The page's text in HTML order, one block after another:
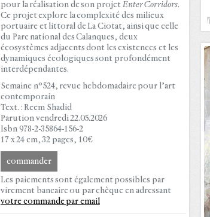
pour la réalisation de son projet Enter Corridors.
Ce projet explore la complexité des milieux
portuaire et littoral de La Ciotat, ainsi que celle
du Parc national des Calanques, deux
écosystèmes adjacents dont les existences et les
dynamiques écologiques sont profondément
interdépendantes.
Semaine n°524, revue hebdomadaire pour l’art
contemporain
Text. : Reem Shadid
Parution vendredi 22.05.2026
Isbn 978-2-35864-156-2
17 x 24 cm, 32 pages, 10 €
commander
Les paiements sont également possibles par
virement bancaire ou par chèque en adressant
votre commande par email